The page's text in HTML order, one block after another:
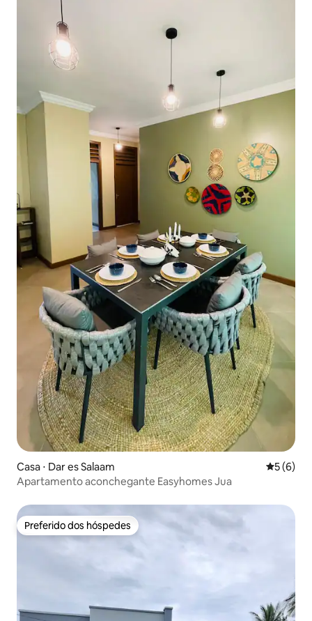
Casa ⋅ Dar es Salaam 5 de
5 (6)
Apartamento aconchegante Easyhomes Jua
Preferido dos hóspedes
Preferido dos hóspedes